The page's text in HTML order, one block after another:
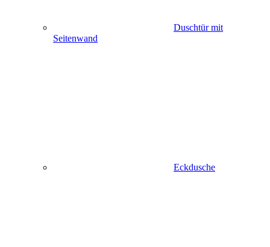
Duschtür mit
Seitenwand
Eckdusche